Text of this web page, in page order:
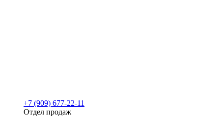
+7 (909) 677-22-11
Отдел продаж